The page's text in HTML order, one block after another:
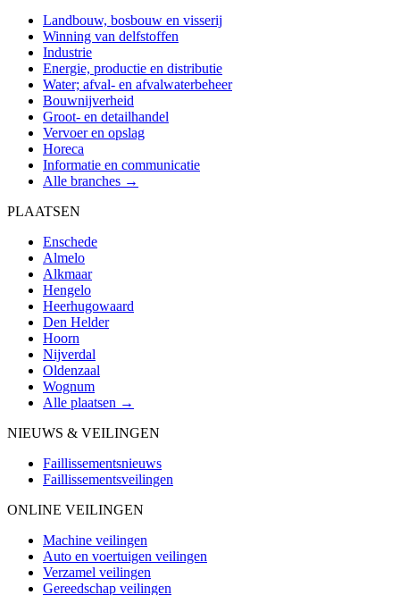
Landbouw, bosbouw en visserij
Winning van delfstoffen
Industrie
Energie, productie en distributie
Water; afval- en afvalwaterbeheer
Bouwnijverheid
Groot- en detailhandel
Vervoer en opslag
Horeca
Informatie en communicatie
Alle branches →
PLAATSEN
Enschede
Almelo
Alkmaar
Hengelo
Heerhugowaard
Den Helder
Hoorn
Nijverdal
Oldenzaal
Wognum
Alle plaatsen →
NIEUWS & VEILINGEN
Faillissementsnieuws
Faillissementsveilingen
ONLINE VEILINGEN
Machine veilingen
Auto en voertuigen veilingen
Verzamel veilingen
Gereedschap veilingen